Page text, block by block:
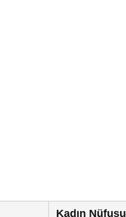
Kadın Nüfusu